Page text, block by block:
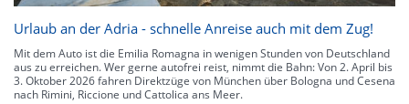
Urlaub an der Adria - schnelle Anreise auch mit dem Zug!
Mit dem Auto ist die Emilia Romagna in wenigen Stunden von Deutschland
aus zu erreichen. Wer gerne autofrei reist, nimmt die Bahn: Von 2. April bis
3. Oktober 2026 fahren Direktzüge von München über Bologna und Cesena
nach Rimini, Riccione und Cattolica ans Meer.